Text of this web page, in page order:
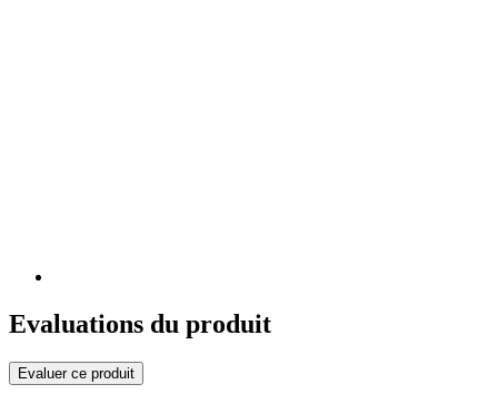
Evaluations du produit
Evaluer ce produit